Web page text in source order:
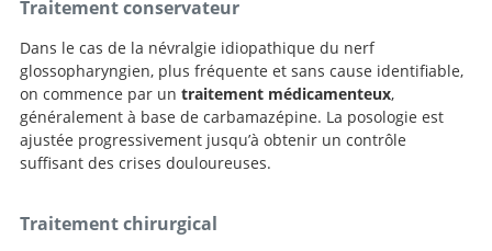
Traitement conservateur
Dans le cas de la névralgie idiopathique du nerf
glossopharyngien, plus fréquente et sans cause identifiable,
on commence par un traitement médicamenteux,
généralement à base de carbamazépine. La posologie est
ajustée progressivement jusqu’à obtenir un contrôle
suffisant des crises douloureuses.
Traitement chirurgical